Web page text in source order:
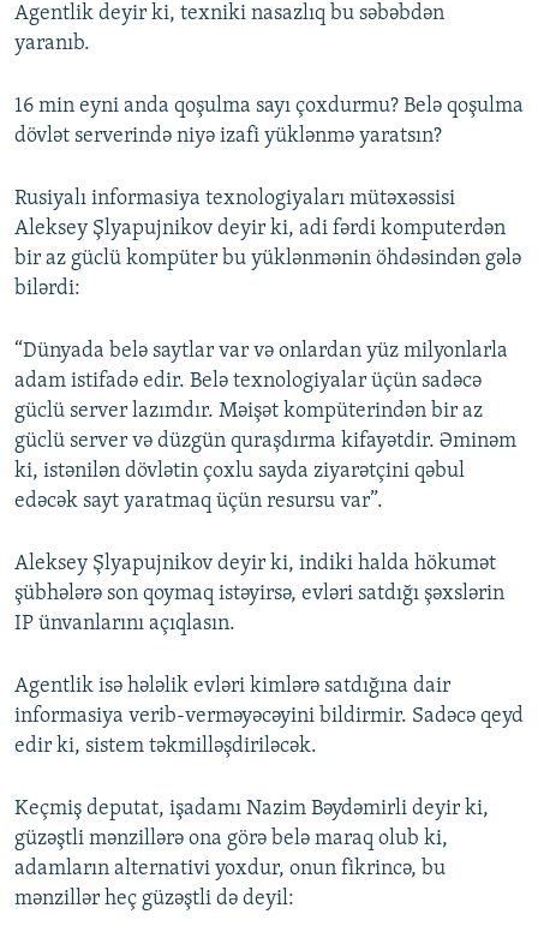
Agentlik deyir ki, texniki nasazlıq bu səbəbdən
yaranıb.
16 min eyni anda qoşulma sayı çoxdurmu? Belə qoşulma
dövlət serverində niyə izafi yüklənmə yaratsın?
Rusiyalı informasiya texnologiyaları mütəxəssisi
Aleksey Şlyapujnikov deyir ki, adi fərdi komputerdən
bir az güclü kompüter bu yüklənmənin öhdəsindən gələ
bilərdi:
“Dünyada belə saytlar var və onlardan yüz milyonlarla
adam istifadə edir. Belə texnologiyalar üçün sadəcə
güclü server lazımdır. Məişət kompüterindən bir az
güclü server və düzgün quraşdırma kifayətdir. Əminəm
ki, istənilən dövlətin çoxlu sayda ziyarətçini qəbul
edəcək sayt yaratmaq üçün resursu var”.
Aleksey Şlyapujnikov deyir ki, indiki halda hökumət
şübhələrə son qoymaq istəyirsə, evləri satdığı şəxslərin
IP ünvanlarını açıqlasın.
Agentlik isə hələlik evləri kimlərə satdığına dair
informasiya verib-verməyəcəyini bildirmir. Sadəcə qeyd
edir ki, sistem təkmilləşdiriləcək.
Keçmiş deputat, işadamı Nazim Bəydəmirli deyir ki,
güzəştli mənzillərə ona görə belə maraq olub ki,
adamların alternativi yoxdur, onun fikrincə, bu
mənzillər heç güzəştli də deyil: